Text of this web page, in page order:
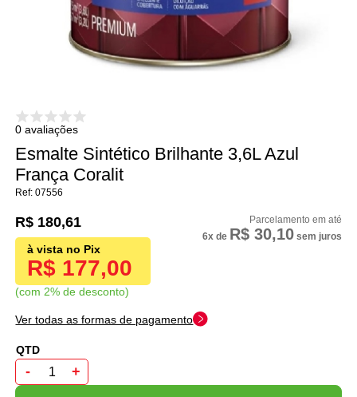
0 avaliações
Esmalte Sintético Brilhante 3,6L Azul
França Coralit
07556
R$ 177,00
com 2% de desconto
R$ 180,61
6x de R$ 30,10sem juros
Ver todas as formas de pagamento
- +